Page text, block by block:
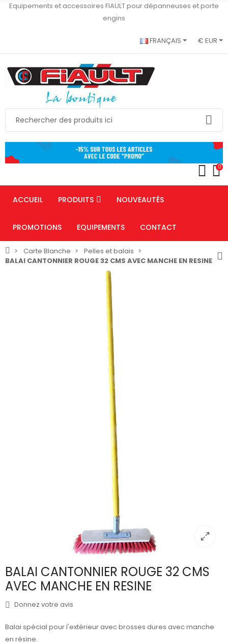
Equipements et accessoires FIAULT pour dépanneuses et porte
engins
FRANÇAIS € EUR
0
ACCUEIL PRODUITS NOUVEAUTÉS
PROMOTIONS EQUIPEMENTS CONTACT
Carte Blanche
Pelles et balais
BALAI CANTONNIER ROUGE 32 CMS AVEC MANCHE EN RESINE
BALAI CANTONNIER ROUGE 32 CMS
AVEC MANCHE EN RESINE
Donnez votre avis
Balai spécial pour l'extérieur avec brosses dures avec manche
en résine.